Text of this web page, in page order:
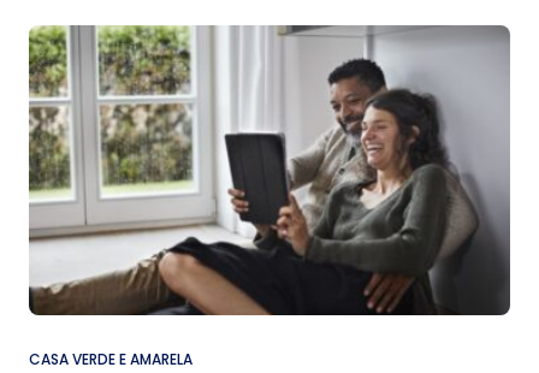
CASA VERDE E AMARELA